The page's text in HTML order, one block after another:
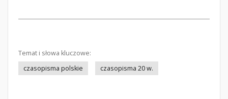
Temat i słowa kluczowe:
czasopisma polskie
czasopisma 20 w.